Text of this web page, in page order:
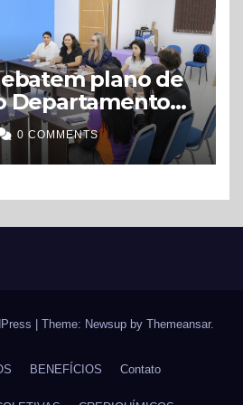
plano de
Departamento
e Gênero
0 COMMENTS
Theme: Newsup by Themeansar.
BENEFÍCIOS Contato